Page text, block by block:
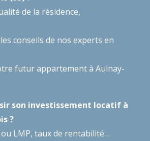
de la résidence,
conseils de nos experts en
futur appartement à Aulnay-
son investissement locatif à
?
LMP, taux de rentabilité…